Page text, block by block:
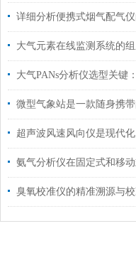
大气元素在线监测系统的
臭氧校准仪的精准溯源与